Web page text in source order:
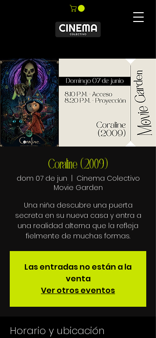
Coraline (2009)
dom 07 de jun
Cinema Colectivo
Movie Garden
Una niña descubre una puerta
secreta en su nueva casa y entra a
una realidad alterna que la refleja
fielmente de muchas formas.
Las entradas no están a la
venta
Ver otros eventos
Horario y ubicación